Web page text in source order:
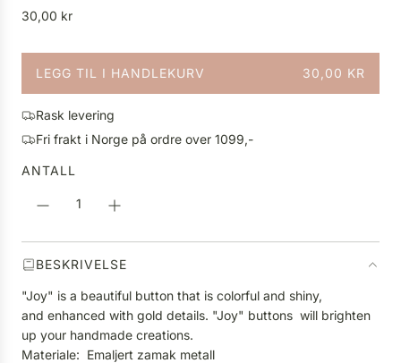
V
n
i
g
p
i
30,00 kr
LEGG TIL I HANDLEKURV 30,00 KR
L
S
T
R
.
Rask levering
Fri frakt i Norge på ordre over 1099,-
ANTALL
BESKRIVELSE
"Joy" is a beautiful button that is colorful and shiny,
and enhanced with gold details. "Joy" buttons will brighten
up your handmade creations.
Materiale: Emaljert zamak metall